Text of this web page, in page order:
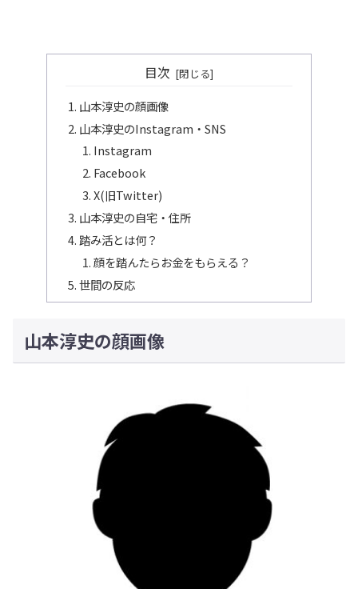
目次
山本淳史の顔画像
山本淳史のInstagram・SNS
Instagram
Facebook
X(旧Twitter)
山本淳史の自宅・住所
踏み活とは何？
顔を踏んたらお金をもらえる？
世間の反応
山本淳史の顔画像